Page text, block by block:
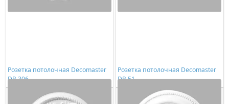
Розетка потолочная Decomaster
DR 306
4139,00 ₽/шт
Розетка потолочная Decomaster
DR 51
2858,00 ₽/шт